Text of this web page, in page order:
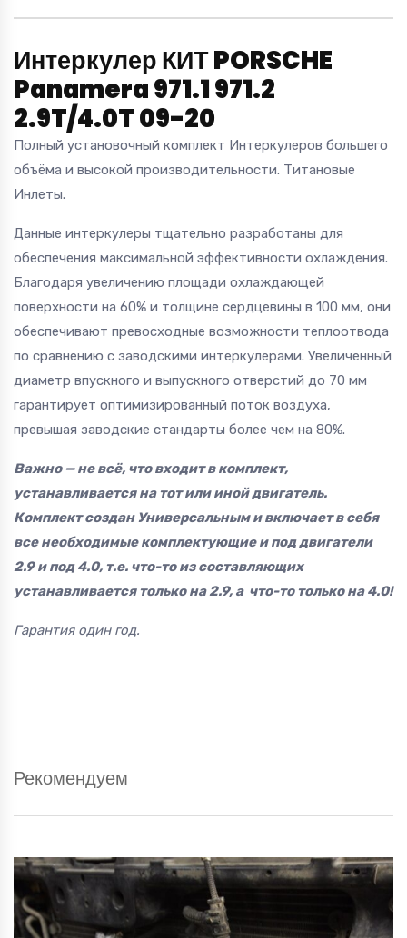
Интеркулер КИТ PORSCHE
Panamera 971.1 971.2
2.9T/4.0T 09-20
Полный установочный комплект Интеркулеров большего
объёма и высокой производительности. Титановые
Инлеты.
Данные интеркулеры тщательно разработаны для
обеспечения максимальной эффективности охлаждения.
Благодаря увеличению площади охлаждающей
поверхности на 60% и толщине сердцевины в 100 мм, они
обеспечивают превосходные возможности теплоотвода
по сравнению с заводскими интеркулерами. Увеличенный
диаметр впускного и выпускного отверстий до 70 мм
гарантирует оптимизированный поток воздуха,
превышая заводские стандарты более чем на 80%.
Важно — не всё, что входит в комплект,
устанавливается на тот или иной двигатель.
Комплект создан Универсальным и включает в себя
все необходимые комплектующие и под двигатели
2.9 и под 4.0, т.е. что-то из составляющих
устанавливается только на 2.9, а что-то только на 4.0!
Гарантия один год.
Рекомендуем